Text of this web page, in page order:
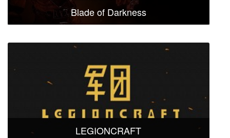
Blade of Darkness
LEGIONCRAFT